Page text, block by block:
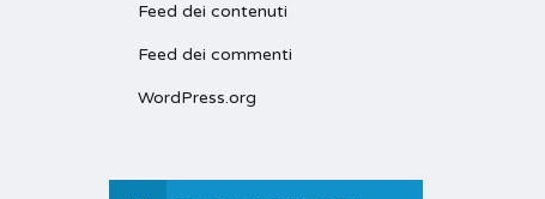
Feed dei contenuti
Feed dei commenti
WordPress.org